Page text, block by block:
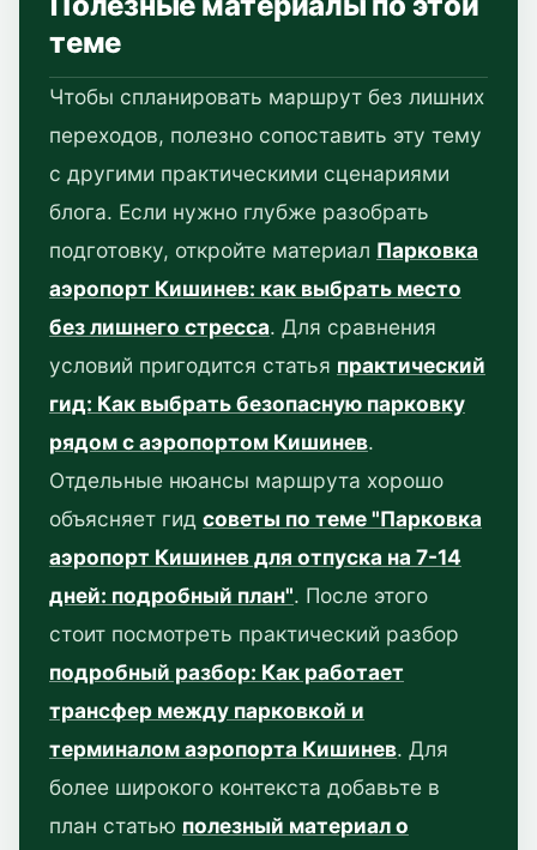
теме
Чтобы спланировать маршрут без лишних
переходов, полезно сопоставить эту тему
с другими практическими сценариями
блога. Если нужно глубже разобрать
подготовку, откройте материал Парковка
аэропорт Кишинев: как выбрать место
без лишнего стресса. Для сравнения
условий пригодится статья практический
гид: Как выбрать безопасную парковку
рядом с аэропортом Кишинев.
Отдельные нюансы маршрута хорошо
объясняет гид советы по теме "Парковка
аэропорт Кишинев для отпуска на 7-14
дней: подробный план". После этого
стоит посмотреть практический разбор
подробный разбор: Как работает
трансфер между парковкой и
терминалом аэропорта Кишинев. Для
более широкого контекста добавьте в
план статью полезный материал о